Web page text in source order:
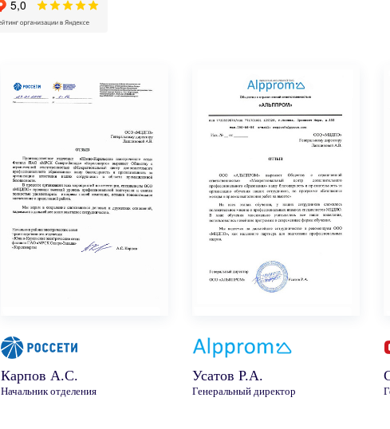
Карпов А.С.
Начальник отделения
Усатов Р.А.
Генеральный директор